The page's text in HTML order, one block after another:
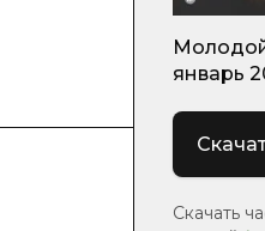
январь
Скачать